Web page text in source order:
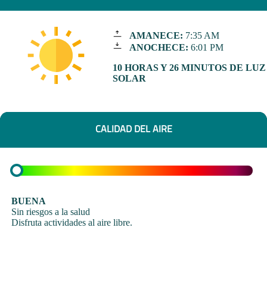
AMANECE: 7:35 AM
ANOCHECE: 6:01 PM
10 HORAS Y 26 MINUTOS DE LUZ
SOLAR
CALIDAD DEL AIRE
BUENA
Sin riesgos a la salud
Disfruta actividades al aire libre.